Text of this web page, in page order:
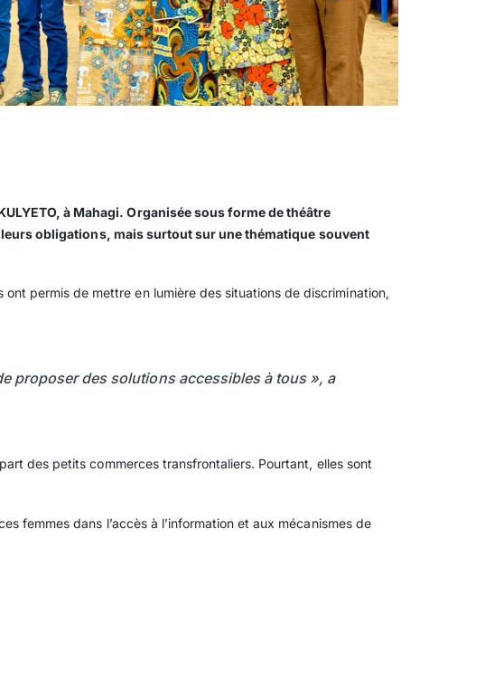
à Mahagi. Organisée sous forme de théâtre
obligations, mais surtout sur une thématique souvent
permis de mettre en lumière des situations de discrimination,
proposer des solutions accessibles à tous », a
des petits commerces transfrontaliers. Pourtant, elles sont
femmes dans l’accès à l’information et aux mécanismes de